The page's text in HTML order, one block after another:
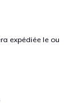
expédiée le ou